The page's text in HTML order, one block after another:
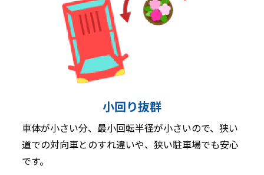
小回り抜群
車体が小さい分、最小回転半径が小さいので、狭い
道での対向車とのすれ違いや、狭い駐車場でも安心
です。